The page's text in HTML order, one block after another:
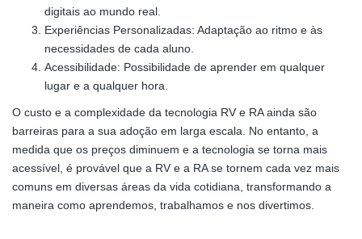
digitais ao mundo real.
Experiências Personalizadas: Adaptação ao ritmo e às
necessidades de cada aluno.
Acessibilidade: Possibilidade de aprender em qualquer
lugar e a qualquer hora.
O custo e a complexidade da tecnologia RV e RA ainda são
barreiras para a sua adoção em larga escala. No entanto, a
medida que os preços diminuem e a tecnologia se torna mais
acessível, é provável que a RV e a RA se tornem cada vez mais
comuns em diversas áreas da vida cotidiana, transformando a
maneira como aprendemos, trabalhamos e nos divertimos.